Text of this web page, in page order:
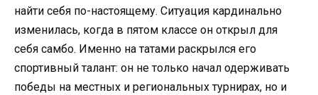
найти себя по-настоящему. Ситуация кардинально
изменилась, когда в пятом классе он открыл для
себя самбо. Именно на татами раскрылся его
спортивный талант: он не только начал одерживать
победы на местных и региональных турнирах, но и